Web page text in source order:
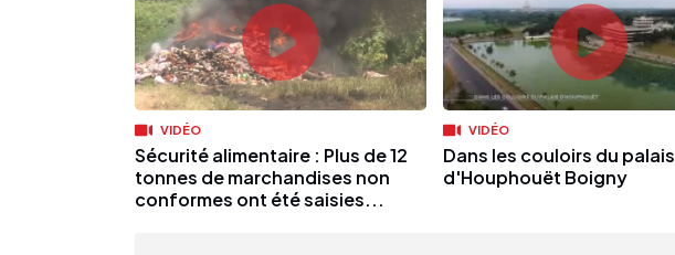
VIDÉO
Sécurité alimentaire : Plus de 12
tonnes de marchandises non
conformes ont été saisies...
VIDÉO
Dans les couloirs du palais
d'Houphouët Boigny